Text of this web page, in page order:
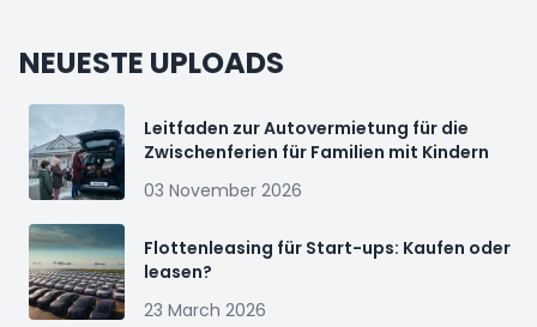
NEUESTE UPLOADS
Leitfaden zur Autovermietung für die
Zwischenferien für Familien mit Kindern
03 November 2026
Flottenleasing für Start-ups: Kaufen oder
leasen?
23 March 2026